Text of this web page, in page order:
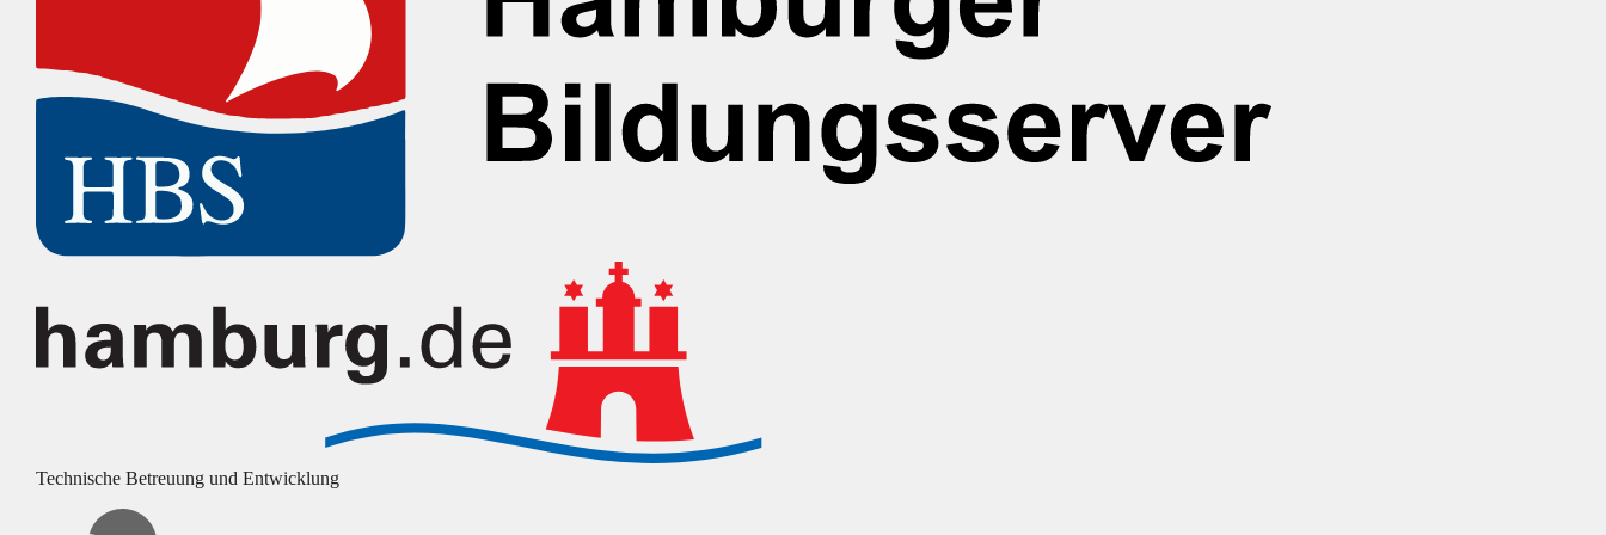
Technische Betreuung und Entwicklung